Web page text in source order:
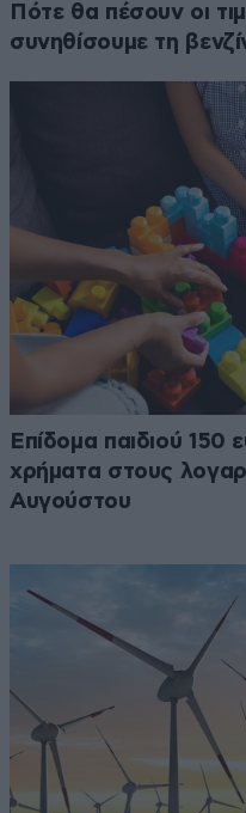
Πότε θα πέσουν οι
συνηθίσουμε τη
Επίδομα παιδιού 150
χρήματα στους
Αυγούστου